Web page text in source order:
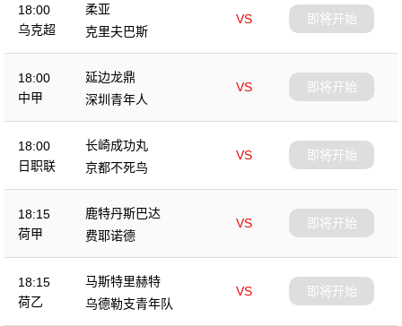
18:00
乌克超
柔亚
VS
克里夫巴斯
即将开始
18:00
中甲
延边龙鼎
VS
深圳青年人
即将开始
18:00
日职联
长崎成功丸
VS
京都不死鸟
即将开始
18:15
荷甲
鹿特丹斯巴达
VS
费耶诺德
即将开始
18:15
荷乙
马斯特里赫特
VS
乌德勒支青年队
即将开始